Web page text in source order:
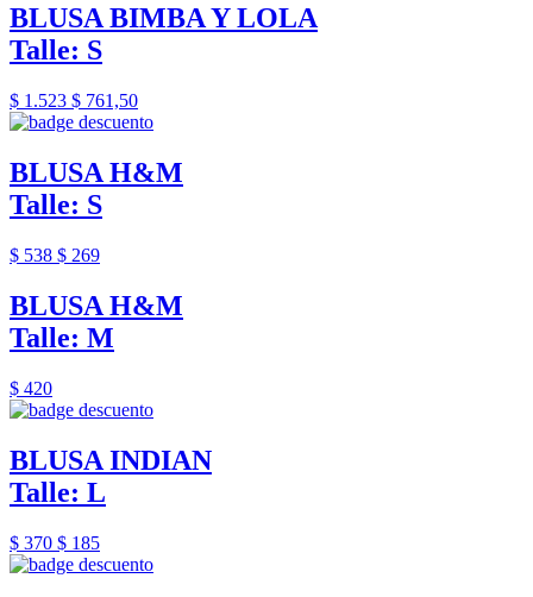
BLUSA BIMBA Y LOLA
Talle: S
$ 1.523 $ 761,50
BLUSA H&M
Talle: S
$ 538 $ 269
BLUSA H&M
Talle: M
$ 420
BLUSA INDIAN
Talle: L
$ 370 $ 185